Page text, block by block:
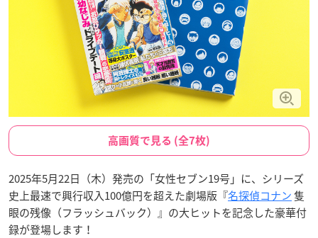
高画質で見る (全7枚)
2025年5月22日（木）発売の「女性セブン19号」に、シリーズ
史上最速で興行収入100億円を超えた劇場版『名探偵コナン隻
眼の残像（フラッシュバック）』の大ヒットを記念した豪華付
録が登場します！